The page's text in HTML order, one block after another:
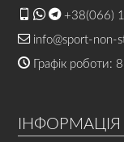
+38(066)
info@sport-non-
Графік роботи:
ІНФОРМАЦІЯ